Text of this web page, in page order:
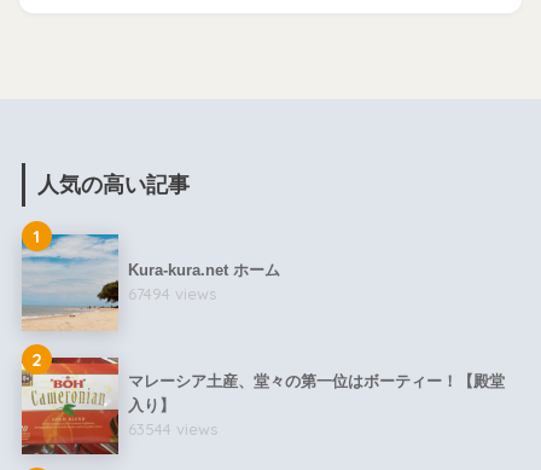
人気の高い記事
1
Kura-kura.net ホーム
67494 views
2
マレーシア土産、堂々の第一位はボーティー！【殿堂
入り】
63544 views